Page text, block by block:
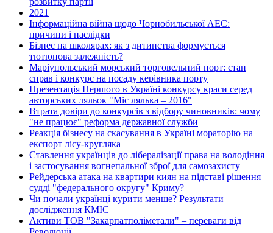
2021
Інформаційна війна щодо Чорнобильської АЕС:
причини і наслідки
Бізнес на школярах: як з дитинства формується
тютюнова залежність?
Маріупольський морський торговельний порт: стан
справ і конкурс на посаду керівника порту
Презентація Першого в Україні конкурсу краси серед
авторських ляльок "Міс лялька – 2016"
Втрата довіри до конкурсів з відбору чиновників: чому
"не працює" реформа державної служби
Реакція бізнесу на скасування в Україні мораторію на
експорт лісу-кругляка
Ставлення українців до лібералізації права на володіння
і застосування вогнепальної зброї для самозахисту
Рейдерська атака на квартири киян на підставі рішення
судді "федерального округу" Криму?
Чи почали українці курити менше? Результати
дослідження КМІС
Активи ТОВ "Закарпатполіметали" – переваги від